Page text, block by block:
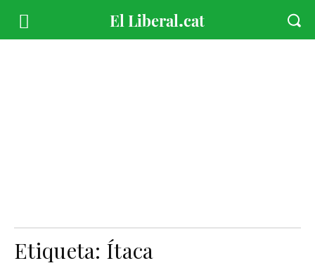
Etiqueta: Ítaca